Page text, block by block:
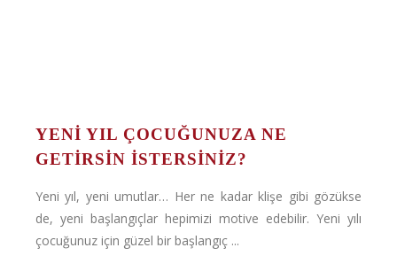
YENI YIL ÇOCUĞUNUZA NE
GETIRSIN İSTERSINIZ?
Yeni yıl, yeni umutlar… Her ne kadar klişe gibi gözükse
de, yeni başlangıçlar hepimizi motive edebilir. Yeni yılı
çocuğunuz için güzel bir başlangıç ...